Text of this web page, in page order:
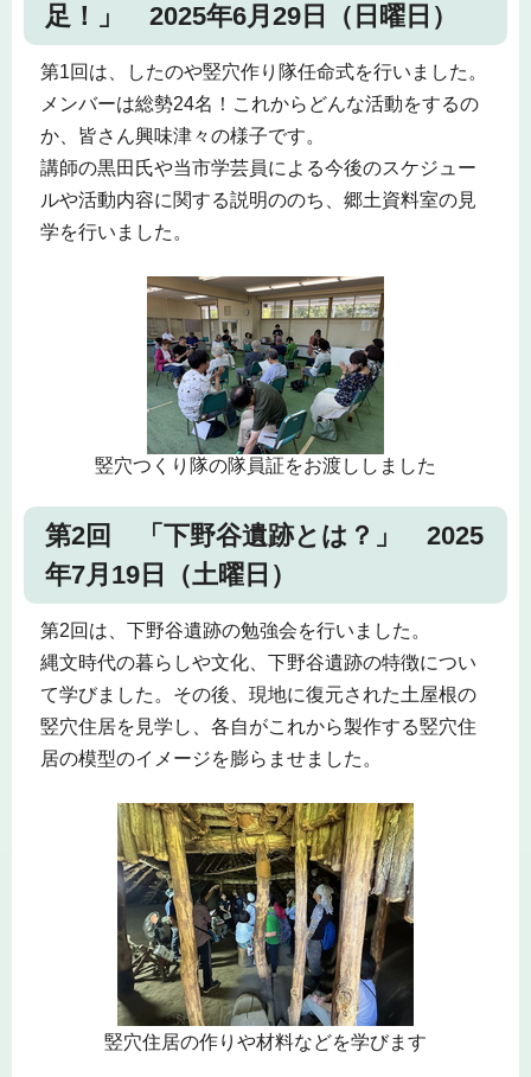
足！」 2025年6月29日（日曜日）
第1回は、したのや竪穴作り隊任命式を行いました。
メンバーは総勢24名！これからどんな活動をするの
か、皆さん興味津々の様子です。
講師の黒田氏や当市学芸員による今後のスケジュー
ルや活動内容に関する説明ののち、郷土資料室の見
学を行いました。
竪穴つくり隊の隊員証をお渡ししました
第2回 「下野谷遺跡とは？」 2025
年7月19日（土曜日）
第2回は、下野谷遺跡の勉強会を行いました。
縄文時代の暮らしや文化、下野谷遺跡の特徴につい
て学びました。その後、現地に復元された土屋根の
竪穴住居を見学し、各自がこれから製作する竪穴住
居の模型のイメージを膨らませました。
竪穴住居の作りや材料などを学びます